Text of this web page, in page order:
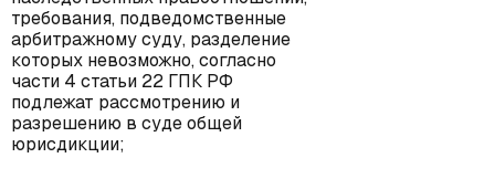
требования, подведомственные
арбитражному суду, разделение
которых невозможно, согласно
части 4 статьи 22 ГПК РФ
подлежат рассмотрению и
разрешению в суде общей
юрисдикции;